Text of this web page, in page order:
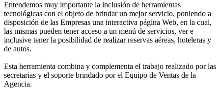
Entendemos muy importante la inclusión de herramientas
tecnológicas con el objeto de brindar un mejor servicio, poniendo a
disposición de las Empresas una interactiva página Web, en la cual,
las mismas pueden tener acceso a un menú de servicios, ver e
inclusive tener la posibilidad de realizar reservas aéreas, hoteleras y
de autos.
Esta herramienta combina y complementa el trabajo realizado por las
secretarias y el soporte brindado por el Equipo de Ventas de la
Agencia.